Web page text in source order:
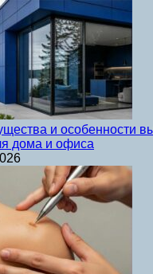
и особенности
дома и офиса